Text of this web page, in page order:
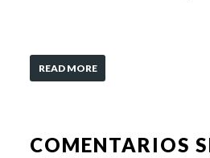
READ MORE
COMENTARIOS